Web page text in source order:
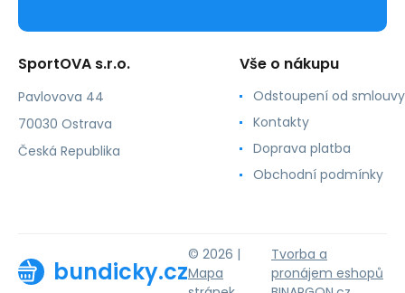
SportOVA s.r.o.
Pavlovova 44
70030 Ostrava
Česká Republika
Vše o nákupu
Odstoupení od smlouvy
Kontakty
Doprava platba
Obchodní podmínky
bundicky.cz
© 2026 |
Mapa
Tvorba a
pronájem eshopů